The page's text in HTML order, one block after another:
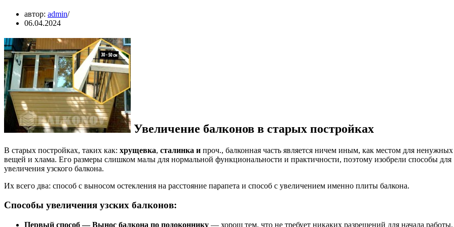
автор: admin
06.04.2024
Увеличение балконов в старых постройках
В старых постройках, таких как: хрущевка, сталинка и проч., балконная часть является ничем иным, как местом для ненужных
вещей и хлама. Его размеры слишком малы для нормальной функциональности и практичности, поэтому изобрели способы для
увеличения узского балкона.
Их всего два: способ с выносом остекления на расстояние парапета и способ с увеличением именно плиты балкона.
Способы увеличения узских балконов:
Первый способ — Вынос балкона по подоконнику — хорош тем, что не требует никаких разрешений для начала